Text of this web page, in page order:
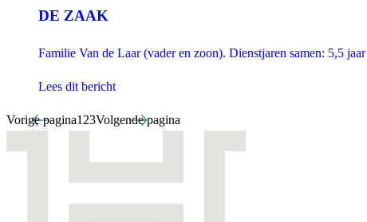
DE ZAAK
Familie Van de Laar (vader en zoon). Dienstjaren samen: 5,5 jaar
Lees dit bericht
Vorige pagina1 23Volgende pagina